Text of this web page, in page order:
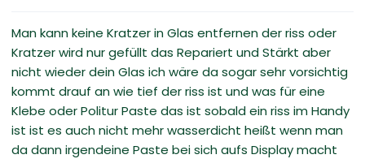
Man kann keine Kratzer in Glas entfernen der riss oder
Kratzer wird nur gefüllt das Repariert und Stärkt aber
nicht wieder dein Glas ich wäre da sogar sehr vorsichtig
kommt drauf an wie tief der riss ist und was für eine
Klebe oder Politur Paste das ist sobald ein riss im Handy
ist ist es auch nicht mehr wasserdicht heißt wenn man
da dann irgendeine Paste bei sich aufs Display macht